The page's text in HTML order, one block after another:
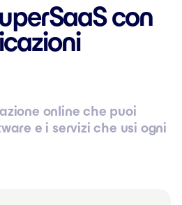
con
online che puoi
e i servizi che usi ogni